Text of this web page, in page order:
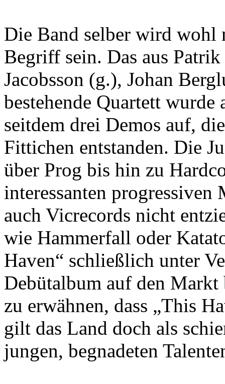
Die Band selber wird wohl
Begriff sein. Das aus
Jacobsson (g.), Johan
bestehende Quartett
seitdem drei Demos auf,
Fittichen entstanden. Die
über Prog bis hin zu
interessanten
auch Vicrecords nicht
wie Hammerfall oder
Haven“ schließlich unter
Debütalbum auf den
zu erwähnen, dass „This
gilt das Land doch als
jungen, begnadeten